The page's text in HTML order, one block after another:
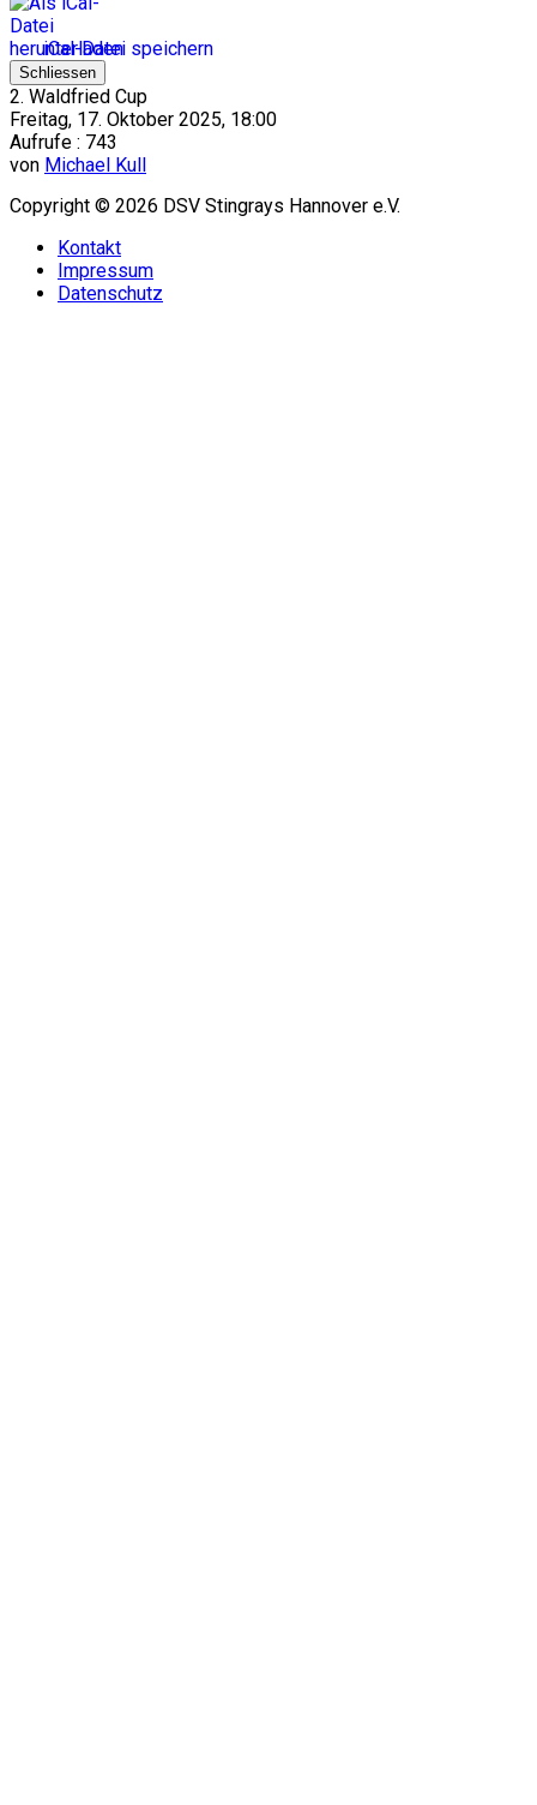
iCal-Datei speichern
Schliessen
2. Waldfried Cup
Freitag, 17. Oktober 2025, 18:00
Aufrufe : 743
von Michael Kull
Copyright © 2026 DSV Stingrays Hannover e.V.
Kontakt
Impressum
Datenschutz